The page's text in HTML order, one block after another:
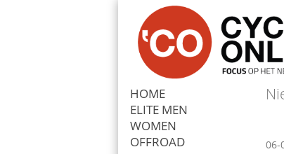
HOME
ELITE MEN
WOMEN
OFFROAD
Zoek
06-